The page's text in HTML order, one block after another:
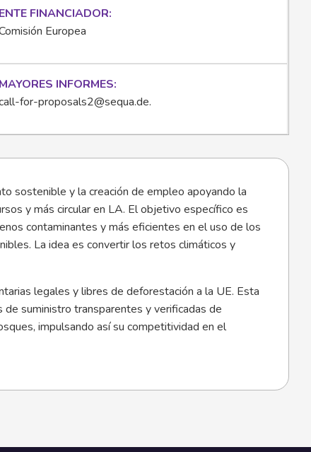
ENTE FINANCIADOR
Europea
MAYORES INFORMES
for-proposals2@sequa.de.
sostenible y la creación de empleo apoyando la
y más circular en LA. El objetivo específico es
contaminantes y más eficientes en el uso de los
La idea es convertir los retos climáticos y
legales y libres de deforestación a la UE. Esta
suministro transparentes y verificadas de
impulsando así su competitividad en el